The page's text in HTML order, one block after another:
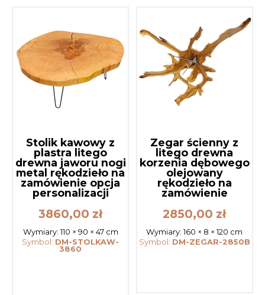
Stolik kawowy z
plastra litego
drewna jaworu nogi
metal rękodzieło na
zamówienie opcja
personalizacji
3860,00 zł
Wymiary: 110 × 90 × 47 cm
Symbol: DM-STOLKAW-
3860
Zegar ścienny z
litego drewna
korzenia dębowego
olejowany
rękodzieło na
zamówienie
2850,00 zł
Wymiary:160 × 8 × 120 cm
Symbol: DM-ZEGAR-2850B